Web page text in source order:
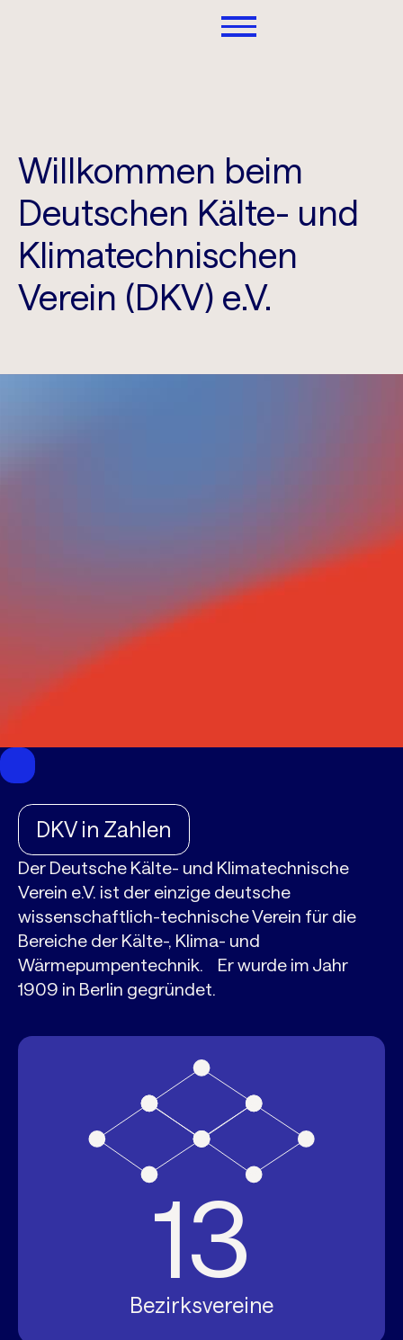
Willkommen beim
Deutschen Kälte- und
Klimatechnischen
Verein (DKV) e.V.
DKV in Zahlen
Der Deutsche Kälte- und Klimatechnische
Verein e.V. ist der einzige deutsche
wissenschaftlich-technische Verein für die
Bereiche der Kälte-, Klima- und
Wärmepumpentechnik. Er wurde im Jahr
1909 in Berlin gegründet.
13
Bezirksvereine